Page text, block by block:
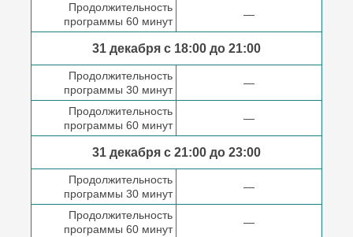
Продолжительность
программы 60 минут
—
31 декабря с 18:00 до 21:00
Продолжительность
программы 30 минут
—
Продолжительность
программы 60 минут
—
31 декабря с 21:00 до 23:00
Продолжительность
программы 30 минут
—
Продолжительность
программы 60 минут
—